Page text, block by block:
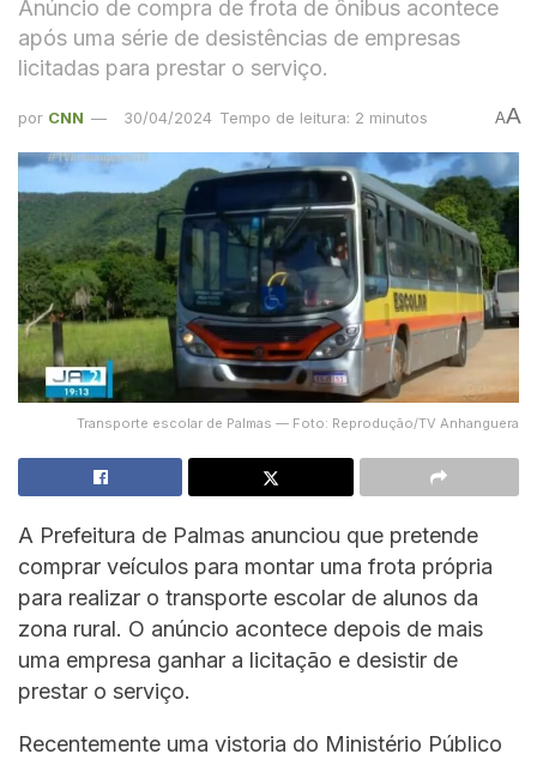
Anúncio de compra de frota de ônibus acontece
após uma série de desistências de empresas
licitadas para prestar o serviço.
por CNN 30/04/2024 Tempo de leitura: 2 minutos AA
Transporte escolar de Palmas — Foto: Reprodução/TV Anhanguera
A Prefeitura de Palmas anunciou que pretende
comprar veículos para montar uma frota própria
para realizar o transporte escolar de alunos da
zona rural. O anúncio acontece depois de mais
uma empresa ganhar a licitação e desistir de
prestar o serviço.
Recentemente uma vistoria do Ministério Público